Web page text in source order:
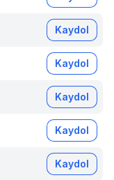
Kaydol
Kaydol
Kaydol
Kaydol
Kaydol